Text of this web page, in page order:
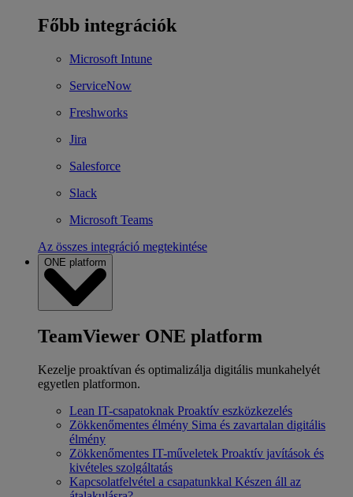
Főbb integrációk
Microsoft Intune
ServiceNow
Freshworks
Jira
Salesforce
Slack
Microsoft Teams
Az összes integráció megtekintése
ONE platform
TeamViewer ONE platform
Kezelje proaktívan és optimalizálja digitális munkahelyét
egyetlen platformon.
Lean IT-csapatoknak Proaktív eszközkezelés
Zökkenőmentes élmény Sima és zavartalan digitális
élmény
Zökkenőmentes IT-műveletek Proaktív javítások és
kivételes szolgáltatás
Kapcsolatfelvétel a csapatunkkal Készen áll az